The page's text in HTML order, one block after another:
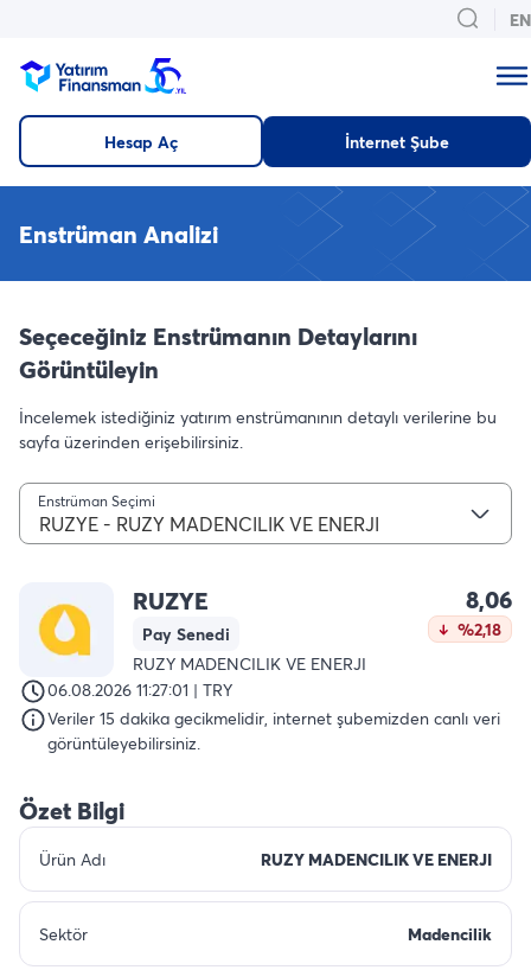
EN
Hesap Aç İnternet Şube
Enstrüman Analizi
Seçeceğiniz Enstrümanın Detaylarını
Görüntüleyin
İncelemek istediğiniz yatırım enstrümanının detaylı verilerine bu
sayfa üzerinden erişebilirsiniz.
Enstrüman Seçimi
RUZYE - RUZY MADENCILIK VE ENERJI
RUZYE
Pay Senedi
RUZY MADENCILIK VE ENERJI
8,06
%2,18
06.08.2026 11:27:01 | TRY
Veriler 15 dakika gecikmelidir, internet şubemizden canlı veri
görüntüleyebilirsiniz.
Özet Bilgi
Ürün Adı RUZY MADENCILIK VE ENERJI
Sektör Madencilik